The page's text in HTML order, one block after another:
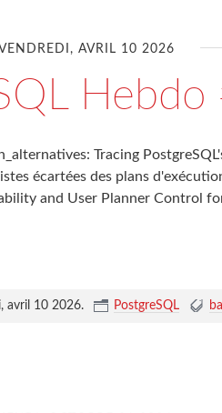
VENDREDI, AVRIL 10 2026
Tracing
écartées des plans
and User Planner Control
avril 10 2026. PostgreSQL